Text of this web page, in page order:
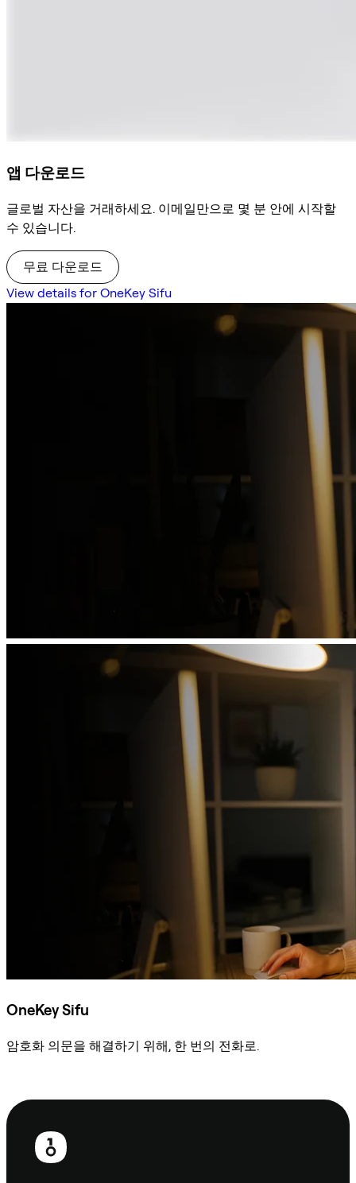
앱 다운로드
글로벌 자산을 거래하세요. 이메일만으로 몇 분 안에 시작할
수 있습니다.
무료 다운로드
View details for OneKey Sifu
OneKey Sifu
암호화 의문을 해결하기 위해, 한 번의 전화로.
보